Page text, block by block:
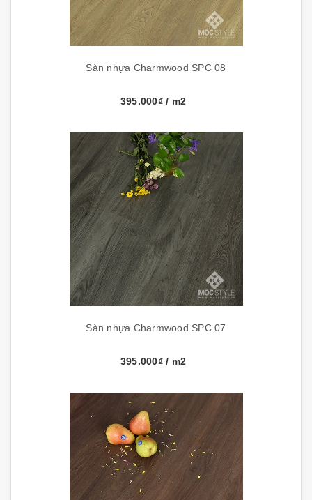
Sàn nhựa Charmwood SPC 08
395.000₫/ m2
Sàn nhựa Charmwood SPC 07
395.000₫/ m2